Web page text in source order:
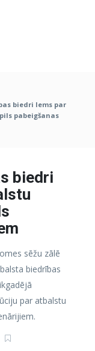
biedri lems par
pabeigšanas
biedri
sēžu zālē
biedrības
par atbalstu